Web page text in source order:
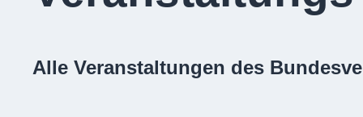
Alle Veranstaltungen des